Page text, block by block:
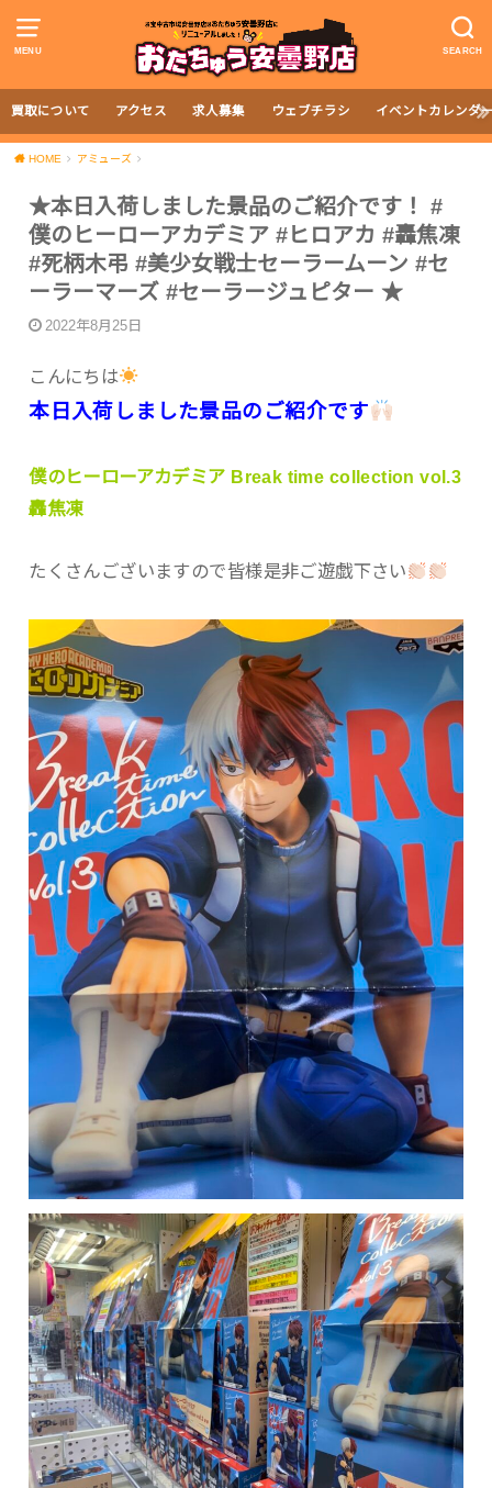
MENU SEARCH
買取について アクセス 求人募集 ウェブチラシ イベントカレンダ
HOME アミューズ
★本日入荷しました景品のご紹介です！ #
僕のヒーローアカデミア #ヒロアカ #轟焦凍
#死柄木弔 #美少女戦士セーラームーン #セ
ーラーマーズ #セーラージュピター ★
2022年8月25日
こんにちは
本日入荷しました景品のご紹介です
僕のヒーローアカデミア Break time collection vol.3
轟焦凍
たくさんございますので皆様是非ご遊戯下さい